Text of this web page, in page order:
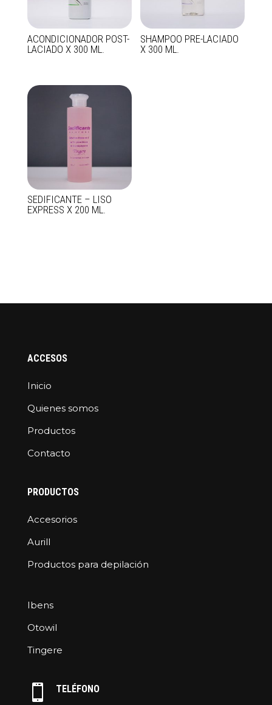
ACONDICIONADOR POST-
LACIADO X 300 ML.
SHAMPOO PRE-LACIADO
X 300 ML.
SEDIFICANTE – LISO
EXPRESS X 200 ML.
ACCESOS
Inicio
Quienes somos
Productos
Contacto
PRODUCTOS
Accesorios
Aurill
Productos para depilación
Ibens
Otowil
Tingere

TELÉFONO